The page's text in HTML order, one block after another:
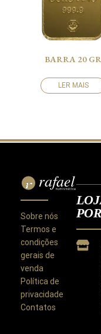
BARRA 20 GR
LER MAIS
Sobre nós
Termos e
condições
gerais de
venda
Política de
privacidade
Contatos